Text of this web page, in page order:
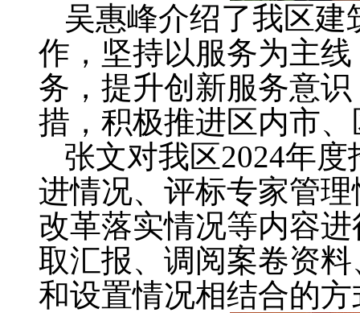
吴惠峰介绍了我区
作，坚持以服务为主
务，提升创新服务意
措，积极推进区内市
张文对我区2024年度
进情况、评标专家管
改革落实情况等内容
取汇报、调阅案卷资
和设置情况相结合的